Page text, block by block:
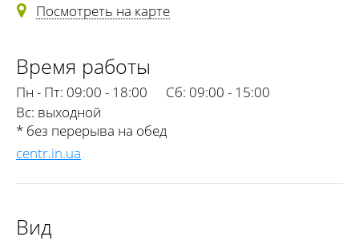
Посмотреть на карте
Время работы
Пн - Пт: 09:00 - 18:00 Сб: 09:00 - 15:00
Вс: выходной
* без перерыва на обед
centr.in.ua
Вид